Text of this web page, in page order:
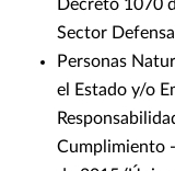
Decreto 1070
Sector
Personas
el Estado y/o
Cumplimiento